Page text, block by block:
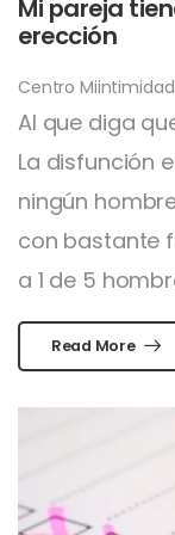
Mi pareja
erección
Centro Miintimidad
Al que diga
La disfunción
ningún
con bastante
a 1 de 5
Read More